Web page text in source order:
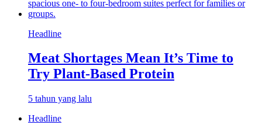
Headline
Meat Shortages Mean It’s Time to
Try Plant-Based Protein
5 tahun yang lalu
Headline